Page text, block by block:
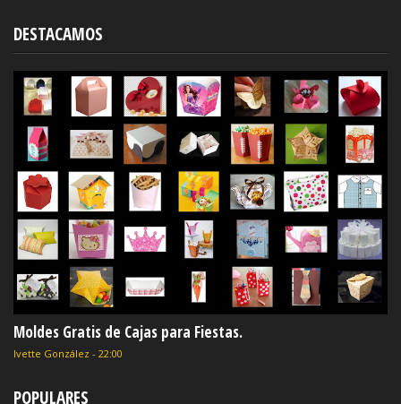
DESTACAMOS
Moldes Gratis de Cajas para Fiestas.
Ivette González - 22:00
POPULARES